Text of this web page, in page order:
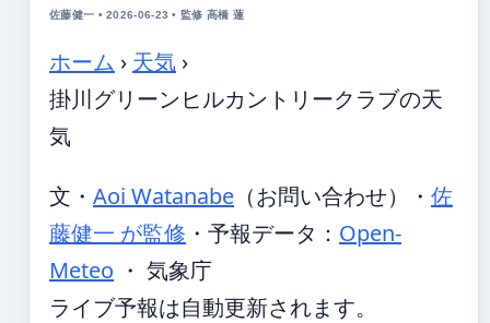
佐藤健一 • 2026-06-23 • 監修 高橋 蓮
ホーム › 天気 ›
掛川グリーンヒルカントリークラブの天
気
文・ Aoi Watanabe （お問い合わせ） ・ 佐
藤健一 が監修 ・ 予報データ： Open-
Meteo ・ 気象庁
ライブ予報は自動更新されます。